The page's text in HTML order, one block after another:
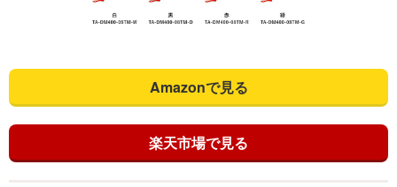
Amazonで見る
楽天市場で見る